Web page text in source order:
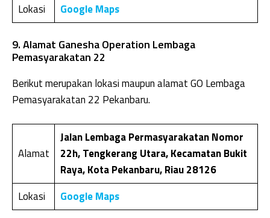
Lokasi
Google Maps
9. Alamat Ganesha Operation Lembaga
Pemasyarakatan 22
Berikut merupakan lokasi maupun alamat GO Lembaga
Pemasyarakatan 22 Pekanbaru.
Alamat
Jalan Lembaga Permasyarakatan Nomor
22h, Tengkerang Utara, Kecamatan Bukit
Raya, Kota Pekanbaru, Riau 28126
Lokasi
Google Maps